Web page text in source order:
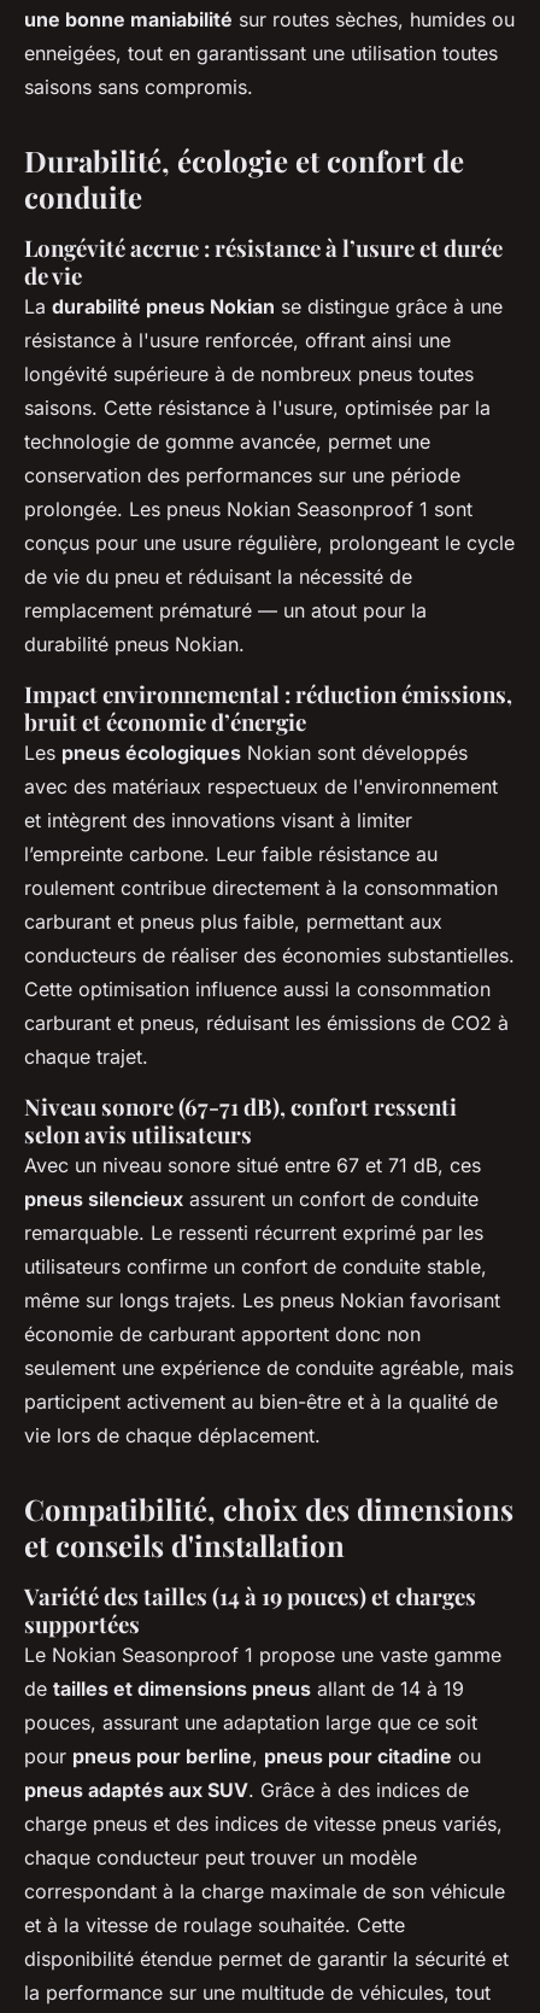
une bonne maniabilité sur routes sèches, humides ou
enneigées, tout en garantissant une utilisation toutes
saisons sans compromis.
Durabilité, écologie et confort de
conduite
Longévité accrue : résistance à l’usure et durée
de vie
La durabilité pneus Nokian se distingue grâce à une
résistance à l'usure renforcée, offrant ainsi une
longévité supérieure à de nombreux pneus toutes
saisons. Cette résistance à l'usure, optimisée par la
technologie de gomme avancée, permet une
conservation des performances sur une période
prolongée. Les pneus Nokian Seasonproof 1 sont
conçus pour une usure régulière, prolongeant le cycle
de vie du pneu et réduisant la nécessité de
remplacement prématuré — un atout pour la
durabilité pneus Nokian.
Impact environnemental : réduction émissions,
bruit et économie d’énergie
Les pneus écologiques Nokian sont développés
avec des matériaux respectueux de l'environnement
et intègrent des innovations visant à limiter
l’empreinte carbone. Leur faible résistance au
roulement contribue directement à la consommation
carburant et pneus plus faible, permettant aux
conducteurs de réaliser des économies substantielles.
Cette optimisation influence aussi la consommation
carburant et pneus, réduisant les émissions de CO2 à
chaque trajet.
Niveau sonore (67-71 dB), confort ressenti
selon avis utilisateurs
Avec un niveau sonore situé entre 67 et 71 dB, ces
pneus silencieux assurent un confort de conduite
remarquable. Le ressenti récurrent exprimé par les
utilisateurs confirme un confort de conduite stable,
même sur longs trajets. Les pneus Nokian favorisant
économie de carburant apportent donc non
seulement une expérience de conduite agréable, mais
participent activement au bien-être et à la qualité de
vie lors de chaque déplacement.
Compatibilité, choix des dimensions
et conseils d'installation
Variété des tailles (14 à 19 pouces) et charges
supportées
Le Nokian Seasonproof 1 propose une vaste gamme
de tailles et dimensions pneus allant de 14 à 19
pouces, assurant une adaptation large que ce soit
pour pneus pour berline, pneus pour citadine ou
pneus adaptés aux SUV. Grâce à des indices de
charge pneus et des indices de vitesse pneus variés,
chaque conducteur peut trouver un modèle
correspondant à la charge maximale de son véhicule
et à la vitesse de roulage souhaitée. Cette
disponibilité étendue permet de garantir la sécurité et
la performance sur une multitude de véhicules, tout